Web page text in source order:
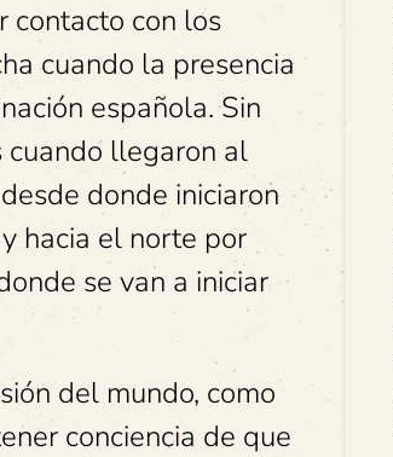
contacto con los
cuando la presencia
española. Sin
cuando llegaron al
donde iniciaron
hacia el norte por
se van a iniciar
del mundo, como
conciencia de que